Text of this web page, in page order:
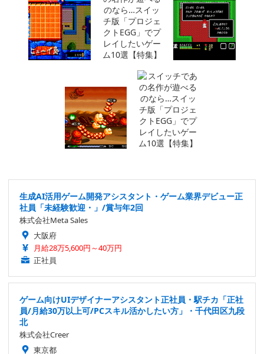
生成AI活用ゲーム開発アシスタント・ゲーム業界デビュー正
社員「未経験歓迎・」/賞与年2回
株式会社Meta Sales
大阪府
月給28万5,600円～40万円
正社員
ゲーム向けUIデザイナーアシスタント正社員・駅チカ「正社
員/月給30万以上可/PCスキル活かしたい方」・千代田区九段
北
株式会社Creer
東京都